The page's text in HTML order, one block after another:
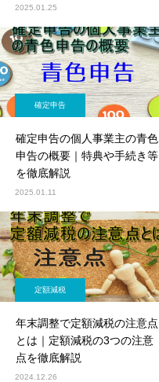
2025.01.25
確定申告
確定申告の個人事業主の青色
申告の概要｜特典や手続き等
を徹底解説
2025.01.11
定額減税
年末調整で定額減税の注意点
とは｜定額減税の3つの注意
点を徹底解説
2024.12.26